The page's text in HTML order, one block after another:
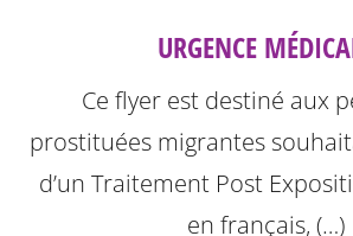
URGENCE
Ce flyer est destiné aux
prostituées migrantes
d’un Traitement Post
en français, (…)